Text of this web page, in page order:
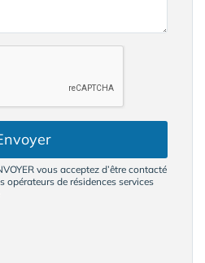
vous acceptez d’être contacté
opérateurs de résidences services